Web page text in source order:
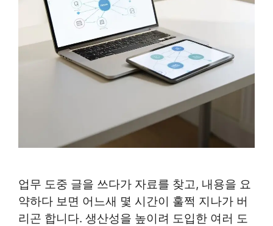
업무 도중 글을 쓰다가 자료를 찾고, 내용을 요
약하다 보면 어느새 몇 시간이 훌쩍 지나가 버
리곤 합니다. 생산성을 높이려 도입한 여러 도